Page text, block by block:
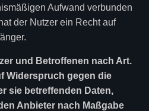
Aufwand verbunden
der Nutzer ein Recht auf
und Betroffenen nach Art.
Widerspruch gegen die
sie betreffenden Daten,
Anbieter nach Maßgabe